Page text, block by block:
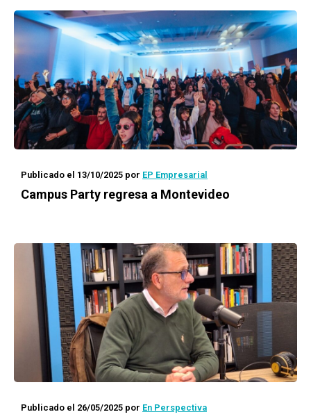
Publicado el 13/10/2025 por EP Empresarial
Campus Party regresa a Montevideo
Publicado el 26/05/2025 por En Perspectiva